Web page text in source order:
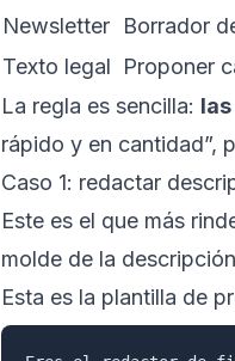
Newsletter
Borrador
Texto legal
Proponer
La regla es sencilla:
rápido y en cantidad”,
Caso 1: redactar
Este es el que más
molde de la
Esta es la plantilla de